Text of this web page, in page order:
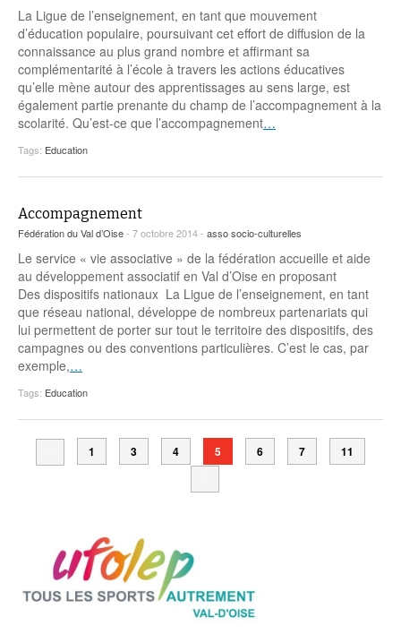
La Ligue de l’enseignement, en tant que mouvement
d’éducation populaire, poursuivant cet effort de diffusion de la
connaissance au plus grand nombre et affirmant sa
complémentarité à l’école à travers les actions éducatives
qu’elle mène autour des apprentissages au sens large, est
également partie prenante du champ de l’accompagnement à la
scolarité. Qu’est-ce que l’accompagnement…
Tags: Education
Accompagnement
Fédération du Val d’Oise- 7 octobre 2014 - asso socio-culturelles
Le service « vie associative » de la fédération accueille et aide
au développement associatif en Val d’Oise en proposant
Des dispositifs nationaux La Ligue de l’enseignement, en tant
que réseau national, développe de nombreux partenariats qui
lui permettent de porter sur tout le territoire des dispositifs, des
campagnes ou des conventions particulières. C’est le cas, par
exemple,…
Tags: Education
1 3 4 5 6 7 11